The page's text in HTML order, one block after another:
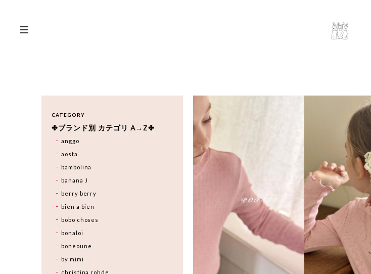
CATEGORY
✤ブランド別 カテゴリ A→Z✤
anggo
aosta
bambolina
banana J
berry berry
bien a bien
bobo choses
bonaloi
boneoune
by mimi
christina rohde